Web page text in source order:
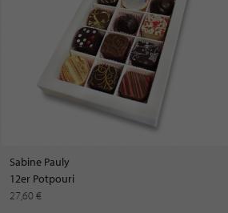
Sabine Pauly
12er Potpouri
27,60 €